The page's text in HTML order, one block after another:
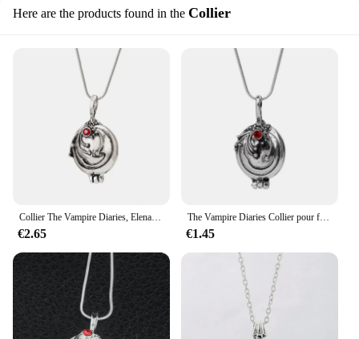
Here are the products found in the Collier
Collier The Vampire Diaries, Elena, Gilbert, Vervain, Verbena, Pendentif Photo, Médaillon, Bijoux pour Hommes et Femmes, Cadeaux de ixde Noël, Mode
€2.65
The Vampire Diaries Collier pour femme, Elena Gilbert, Colliers de la présidence, Bijoux de film, Charme, Katherine Klaus Forbes, Tour de cou en pierre bleue
€1.45